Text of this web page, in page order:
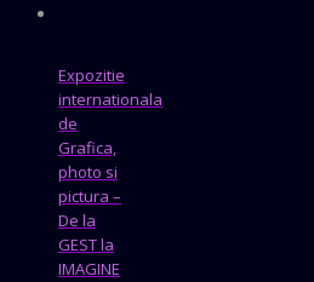
Expozitie
internationala
de
Grafica,
photo si
pictura –
De la
GEST la
IMAGINE